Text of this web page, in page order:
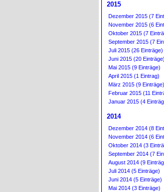
2015
Dezember 2015 (7
November 2015 (6
Oktober 2015 (7
September 2015 (7
Juli 2015 (26 Einträge)
Juni 2015 (20 Einträge)
Mai 2015 (9 Einträge)
April 2015 (1 Eintrag)
März 2015 (9 Einträge)
Februar 2015 (11
Januar 2015 (4
2014
Dezember 2014 (8
November 2014 (6
Oktober 2014 (3
September 2014 (7
August 2014 (9
Juli 2014 (5 Einträge)
Juni 2014 (5 Einträge)
Mai 2014 (3 Einträge)